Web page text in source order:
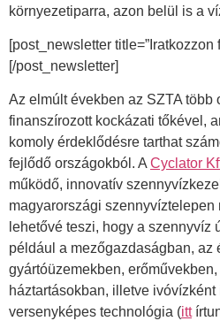
környezetiparra, azon belül is a
[post_newsletter title=”Iratkozzon
[/post_newsletter]
Az elmúlt években az SZTA több
finanszírozott kockázati tőkével,
komoly érdeklődésre tarthat
fejlődő országokból. A Cyclator
működő, innovatív
magyarországi
lehetővé teszi, hogy a szennyvíz
például a mezőgazdaságban, az
gyártóüzemekben,
háztartásokban, illetve
versenyképes technológia (itt